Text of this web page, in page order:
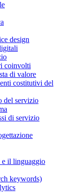
design
coinvolti
di valore
costitutivi del
del servizio
di servizio
e il linguaggio
keywords)